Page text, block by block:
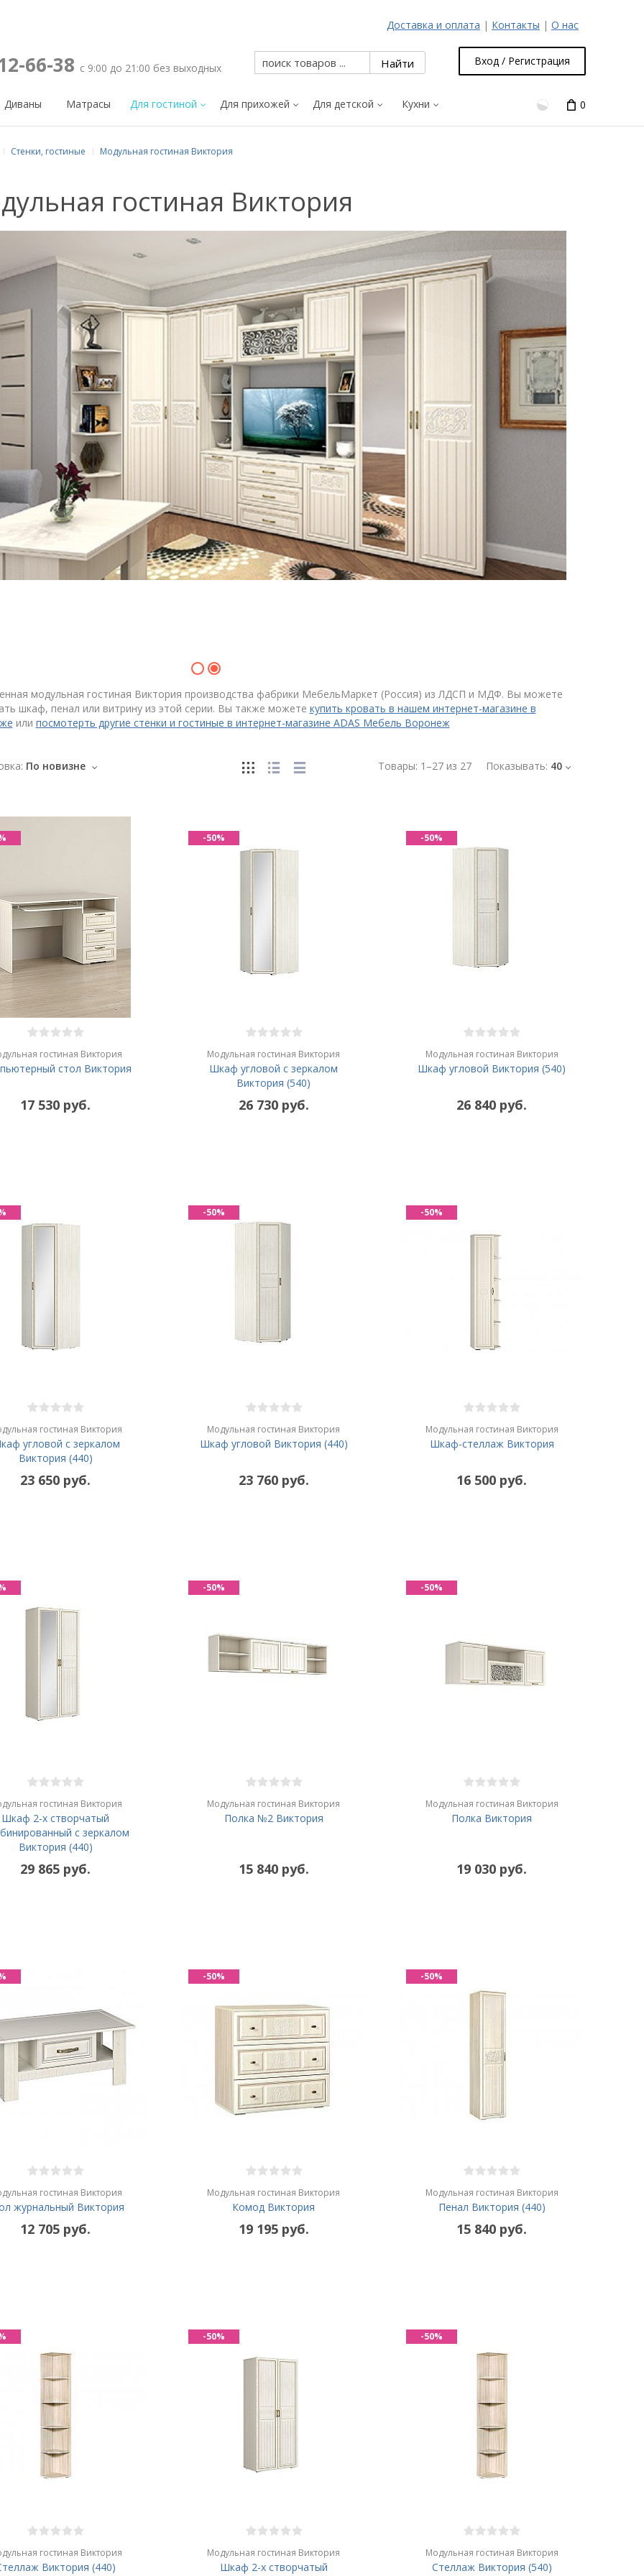
Доставка и оплата | Контакты | О нас
66-38 с 9:00 до 21:00 без выходных
Вход / Регистрация
Диваны Матрасы Для гостиной Для прихожей Для детской Кухни 0
Стенки, гостиные Модульная гостиная Виктория
гостиная Виктория
модульная гостиная Виктория производства фабрики МебельМаркет (Россия) из ЛДСП и МДФ. Вы можете
шкаф, пенал или витрину из этой серии. Вы также можете купить кровать в нашем интернет-магазине в
или посмотерть другие стенки и гостиные в интернет-магазине ADAS Мебель Воронеж
Товары: 1 –27 из 27 Показывать: 40
По новизне
гостиная Виктория
стол Виктория
17 530 руб.
Модульная гостиная Виктория
Шкаф угловой с зеркалом
Виктория (540)
26 730 руб.
-50%
Модульная гостиная Виктория
Шкаф угловой Виктория (540)
26 840 руб.
-50%
гостиная Виктория
угловой с зеркалом
Виктория (440)
23 650 руб.
Модульная гостиная Виктория
Шкаф угловой Виктория (440)
23 760 руб.
-50%
Модульная гостиная Виктория
Шкаф-стеллаж Виктория
16 500 руб.
-50%
гостиная Виктория
Шкаф 2-х створчатый
с зеркалом
Виктория (440)
29 865 руб.
Модульная гостиная Виктория
Полка №2 Виктория
15 840 руб.
-50%
Модульная гостиная Виктория
Полка Виктория
19 030 руб.
-50%
гостиная Виктория
журнальный Виктория
12 705 руб.
Модульная гостиная Виктория
Комод Виктория
19 195 руб.
-50%
Модульная гостиная Виктория
Пенал Виктория (440)
15 840 руб.
-50%
гостиная Виктория
Виктория (440)
Модульная гостиная Виктория
Шкаф 2-х створчатый
-50%
Модульная гостиная Виктория
Стеллаж Виктория (540)
-50%